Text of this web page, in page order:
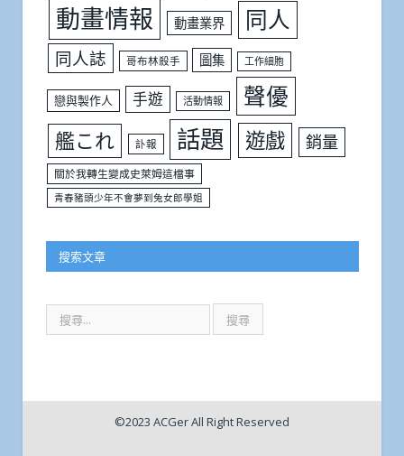
動畫情報 動畫業界 同人
同人誌 哥布林殺手 圖集 工作細胞
戀與製作人 手遊 活動情報 聲優
艦これ 訃報 話題 遊戲 銷量
關於我轉生變成史萊姆這檔事
青春豬頭少年不會夢到兔女郎學姐
搜索文章
©2023 ACGer All Right Reserved